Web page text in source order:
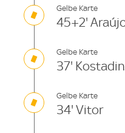
Gelbe Karte
45+2'
Gelbe Karte
37'
Gelbe Karte
34' Vitor